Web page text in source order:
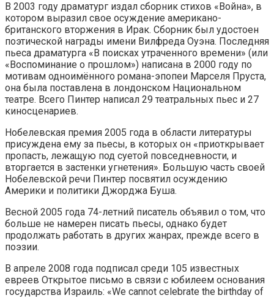
В 2003 году драматург издал сборник стихов «Война», в
котором выразил свое осуждение американо-
британского вторжения в Ирак. Сборник был удостоен
поэтической награды имени Вилфреда Оуэна. Последняя
пьеса драматурга «В поисках утраченного времени» (или
«Воспоминание о прошлом») написана в 2000 году по
мотивам одноимённого романа-эпопеи Марселя Пруста,
она была поставлена в лондонском Национальном
театре. Всего Пинтер написал 29 театральных пьес и 27
киносценариев.
Нобелевская премия 2005 года в области литературы
присуждена ему за пьесы, в которых он «приоткрывает
пропасть, лежащую под суетой повседневности, и
вторгается в застенки угнетения». Большую часть своей
Нобелевской речи Пинтер посвятил осуждению
Америки и политики Джорджа Буша.
Весной 2005 года 74-летний писатель объявил о том, что
больше не намерен писать пьесы, однако будет
продолжать работать в других жанрах, прежде всего в
поэзии.
В апреле 2008 года подписал среди 105 известных
евреев Открытое письмо в связи с юбилеем основания
государства Израиль: «We cannot celebrate the birthday of